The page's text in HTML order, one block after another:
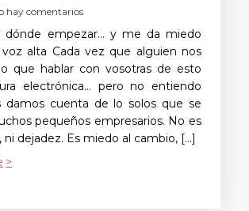
hay comentarios
dónde empezar… y me da miedo
alta Cada vez que alguien nos
que hablar con vosotras de esto
electrónica… pero no entiendo
damos cuenta de lo solos que se
pequeños empresarios. No es
ni dejadez. Es miedo al cambio, […]